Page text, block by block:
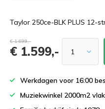
Taylor 250ce-BLK PLUS 12-
€ 1.699,-
€ 1.599,-
Werkdagen voor 16:00
Muziekwinkel 2000m2